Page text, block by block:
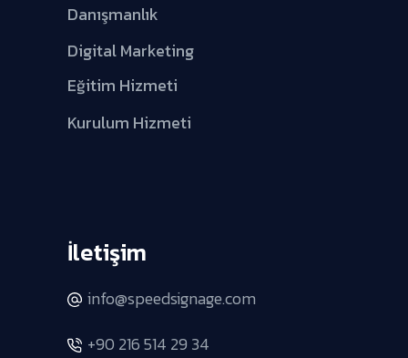
Danışmanlık
Digital Marketing
Eğitim Hizmeti
Kurulum Hizmeti
İletişim
info@speedsignage.com
+90 216 514 29 34